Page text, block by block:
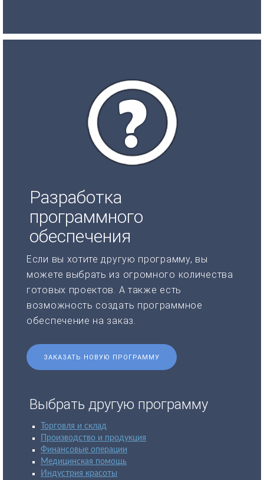
Разработка
программного
обеспечения
Если вы хотите другую программу, вы
можете выбрать из огромного количества
готовых проектов. А также есть
возможность создать программное
обеспечение на заказ.
ЗАКАЗАТЬ НОВУЮ ПРОГРАММУ
Выбрать другую программу
Торговля и склад
Производство и продукция
Финансовые операции
Медицинская помощь
Индустрия красоты